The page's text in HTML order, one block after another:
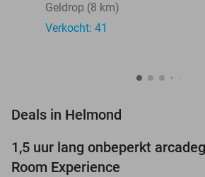
Geldrop (8 km)
Verkocht: 41
Deals in Helmond
TODAY
1,5 uur lang onbeperkt
Room Experience